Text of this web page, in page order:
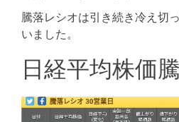
騰落レシオは引き続き冷え切
いました。
日経平均株価